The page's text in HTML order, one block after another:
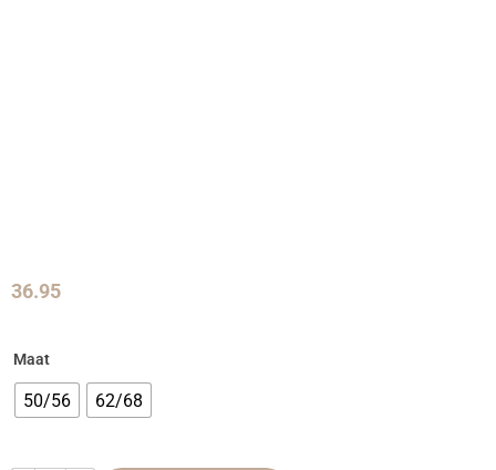
36.95
Maat
50/56 62/68